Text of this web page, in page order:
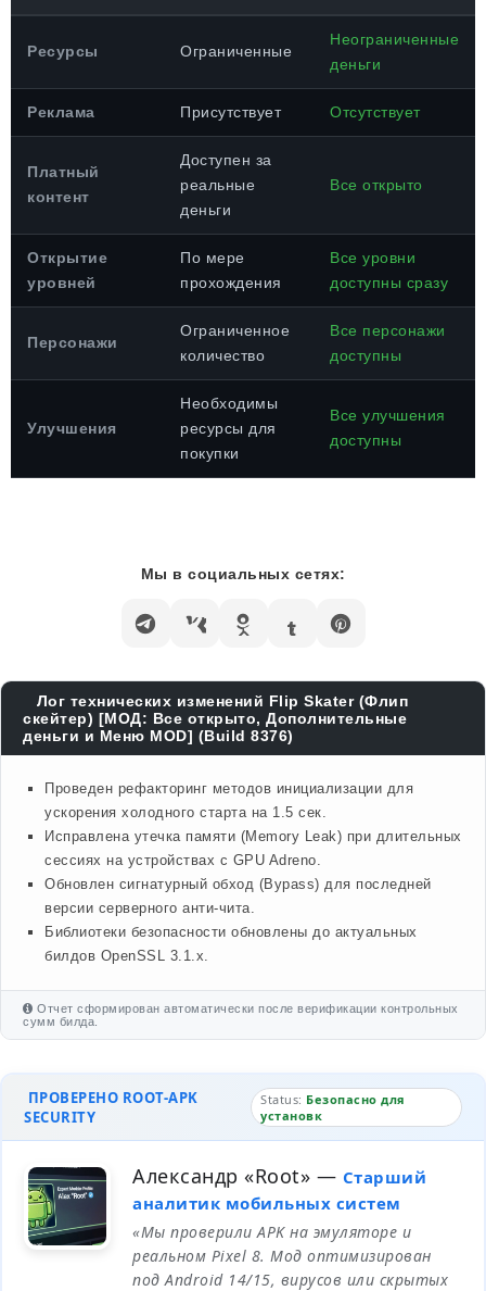
Ресурсы Ограниченные
Неограниченные
деньги
Реклама Присутствует Отсутствует
Платный
контент
Доступен за
реальные
деньги
Все открыто
Открытие
уровней
По мере
прохождения
Все уровни
доступны сразу
Персонажи
Ограниченное
количество
Все персонажи
доступны
Улучшения
Необходимы
ресурсы для
покупки
Все улучшения
доступны
Мы в социальных сетях:
Лог технических изменений Flip Skater (Флип
скейтер) [МОД: Все открыто, Дополнительные
деньги и Меню MOD] (Build 8376)
Проведен рефакторинг методов инициализации для
ускорения холодного старта на 1.5 сек.
Исправлена утечка памяти (Memory Leak) при длительных
сессиях на устройствах с GPU Adreno.
Обновлен сигнатурный обход (Bypass) для последней
версии серверного анти-чита.
Библиотеки безопасности обновлены до актуальных
билдов OpenSSL 3.1.x.
Отчет сформирован автоматически после верификации контрольных
сумм билда.
ПРОВЕРЕНО ROOT-APK
SECURITY
Status: Безопасно для
установк
Александр «Root» — Старший
аналитик мобильных систем
«Мы проверили APK на эмуляторе и
реальном Pixel 8. Мод оптимизирован
под Android 14/15, вирусов или скрытых